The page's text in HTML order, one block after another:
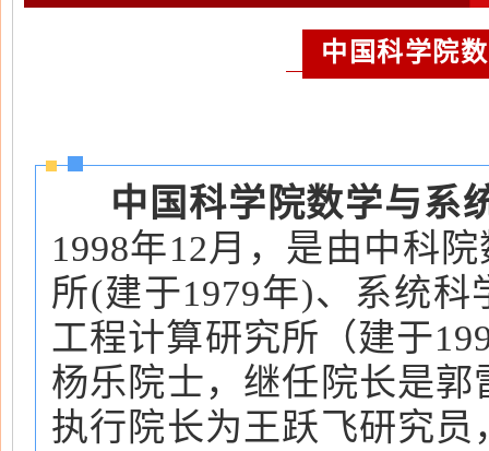
中国科学院
中国科学院数学与系
1998年12月，是由中科
所(建于1979年)、系统
工程计算研究所（建于
杨乐院士，继任院长是
执行院长为王跃飞研究